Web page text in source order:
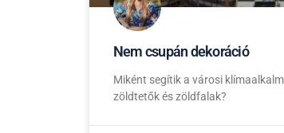
Nem csupán dekoráció
Miként segítik a városi
zöldtetők és zöldfalak?